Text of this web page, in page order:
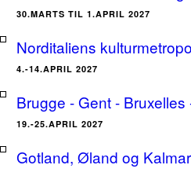
30.MARTS TIL 1.APRIL 2027
Norditaliens
4.-14.APRIL 2027
Brugge - Gent -
19.-25.APRIL 2027
Gotland, Øland og